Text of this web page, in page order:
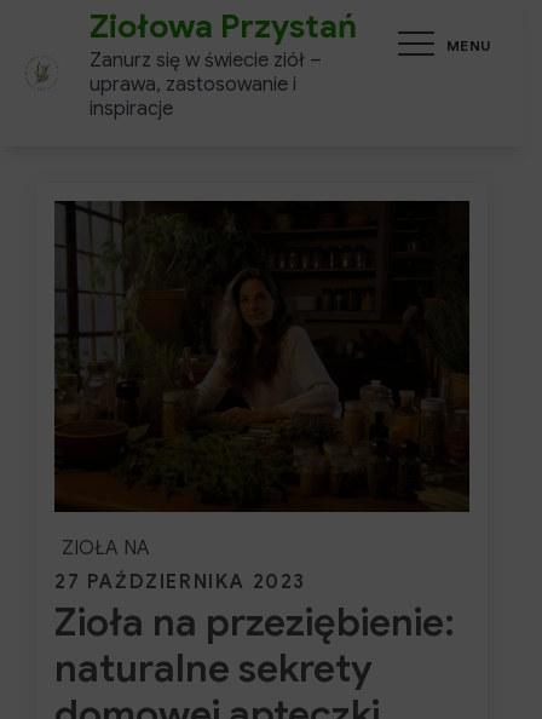
content
MENU
Ziołowa Przystań
Zanurz się w świecie ziół –
uprawa, zastosowanie i
inspiracje
ZIOŁA NA
Posted
on
27 PAŹDZIERNIKA 2023
Zioła na przeziębienie:
naturalne sekrety